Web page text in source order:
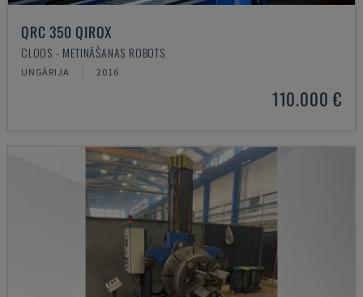
QRC 350 QIROX
CLOOS - METINĀŠANAS ROBOTS
UNGĀRIJA 2016
110.000 €